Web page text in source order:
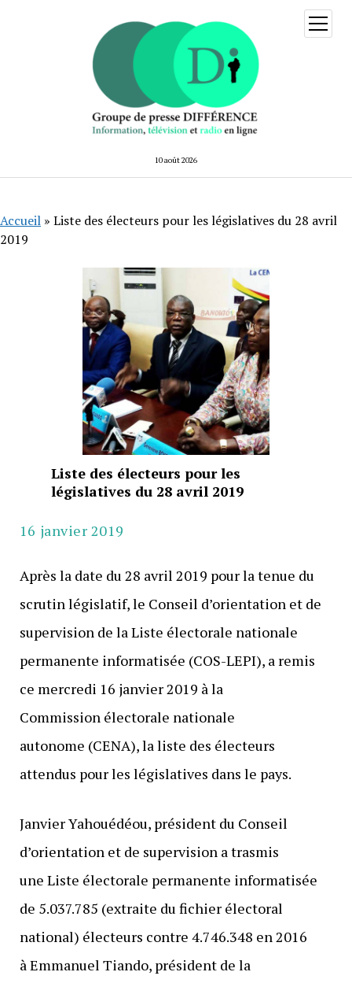
10 août 2026
ouvrir
menu
Accueil » Liste des électeurs pour les législatives du 28 avril
2019
Liste des électeurs pour les
législatives du 28 avril 2019
16 janvier 2019
Après la date du 28 avril 2019 pour la tenue du
scrutin législatif, le Conseil d’orientation et de
supervision de la Liste électorale nationale
permanente informatisée (COS-LEPI), a remis
ce mercredi 16 janvier 2019 à la
Commission électorale nationale
autonome (CENA), la liste des électeurs
attendus pour les législatives dans le pays.
Janvier Yahouédéou, président du Conseil
d’orientation et de supervision a trasmis
une Liste électorale permanente informatisée
de 5.037.785 (extraite du fichier électoral
national) électeurs contre 4.746.348 en 2016
à Emmanuel Tiando, président de la